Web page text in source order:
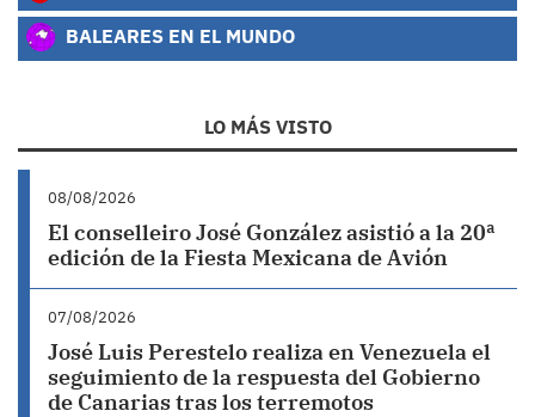
BALEARES EN EL MUNDO
LO MÁS VISTO
08/08/2026
El conselleiro José González asistió a la 20ª
edición de la Fiesta Mexicana de Avión
07/08/2026
José Luis Perestelo realiza en Venezuela el
seguimiento de la respuesta del Gobierno
de Canarias tras los terremotos